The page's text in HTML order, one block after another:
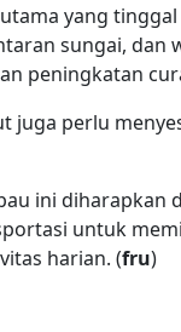
yang
sungai, dan
peningkatan
juga perlu
ini diharapkan
untuk
harian. (fru)